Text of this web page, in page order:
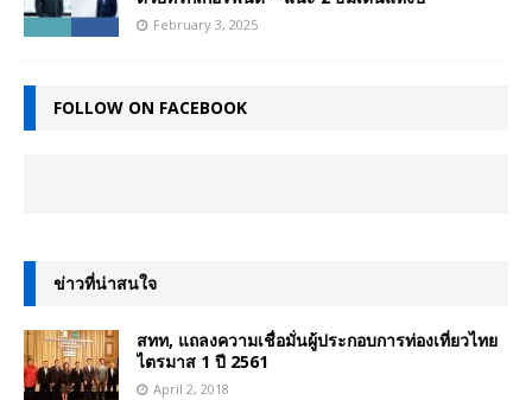
February 3, 2025
FOLLOW ON FACEBOOK
ข่าวที่น่าสนใจ
สทท, แถลงความเชื่อมั่นผู้ประกอบการท่องเที่ยวไทย
ไตรมาส 1 ปี 2561
April 2, 2018